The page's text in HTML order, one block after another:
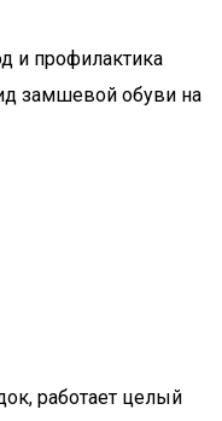
и профилактика
замшевой обуви на
работает целый